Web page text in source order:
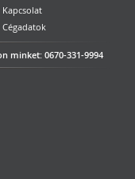
Kapcsolat
Cégadatok
minket: 0670-331-9994